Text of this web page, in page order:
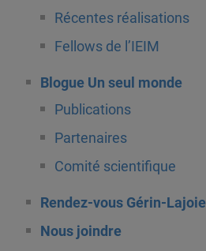
Récentes réalisations
Fellows de l’IEIM
Blogue Un seul monde
Publications
Partenaires
Comité scientifique
Rendez-vous Gérin-Lajoie
Nous joindre